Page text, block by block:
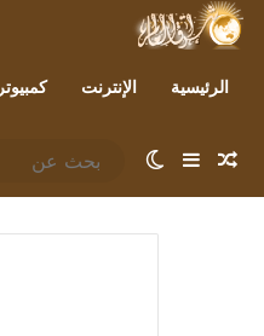
الرئيسية الإنترنت كمبيوتر
مقال عشوائي
إضافة عمود جانبي
الوضع المظلم